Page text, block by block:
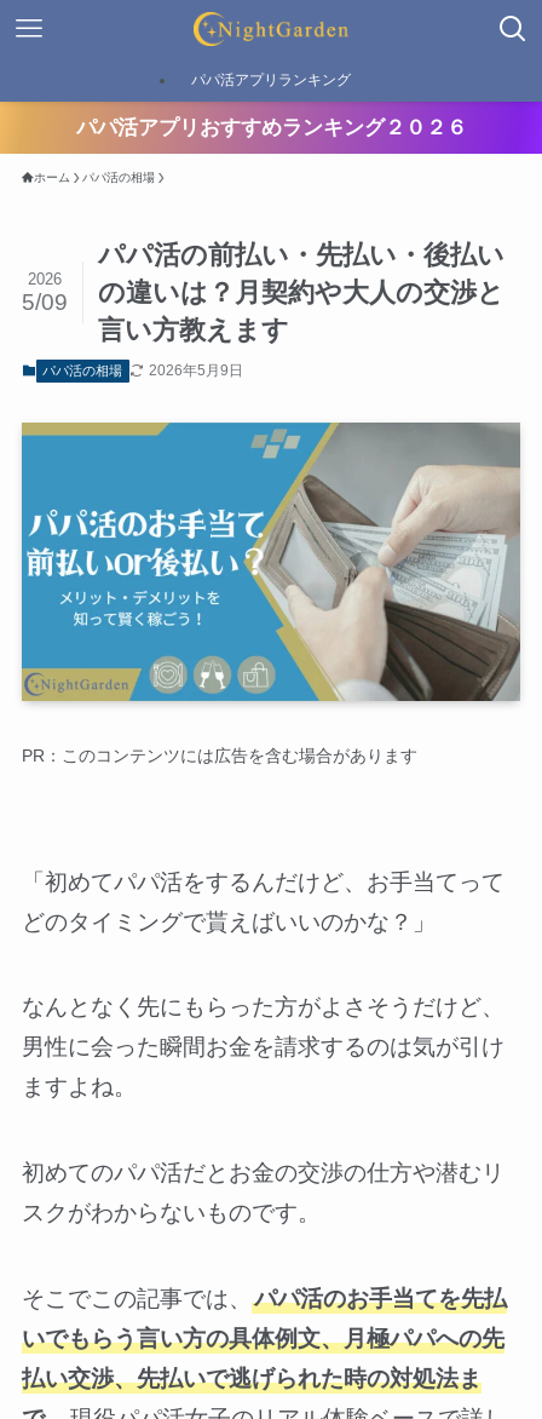
パパ活アプリランキング
パパ活アプリおすすめランキング２０２６
ホーム パパ活の相場
パパ活の前払い・先払い・後払い
の違いは？月契約や大人の交渉と
言い方教えます
2026
5/09
パパ活の相場 2026年5月9日
PR：このコンテンツには広告を含む場合があります
「初めてパパ活をするんだけど、お手当てって
どのタイミングで貰えばいいのかな？」
なんとなく先にもらった方がよさそうだけど、
男性に会った瞬間お金を請求するのは気が引け
ますよね。
初めてのパパ活だとお金の交渉の仕方や潜むリ
スクがわからないものです。
そこでこの記事では、 パパ活のお手当てを先払
いでもらう言い方の具体例文、月極パパへの先
払い交渉、先払いで逃げられた時の対処法ま